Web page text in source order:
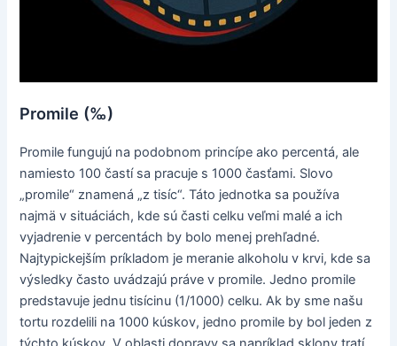
Promile (‰)
Promile fungujú na podobnom princípe ako percentá, ale
namiesto 100 častí sa pracuje s 1000 časťami. Slovo
„promile“ znamená „z tisíc“. Táto jednotka sa používa
najmä v situáciách, kde sú časti celku veľmi malé a ich
vyjadrenie v percentách by bolo menej prehľadné.
Najtypickejším príkladom je meranie alkoholu v krvi, kde sa
výsledky často uvádzajú práve v promile. Jedno promile
predstavuje jednu tisícinu (1/1000) celku. Ak by sme našu
tortu rozdelili na 1000 kúskov, jedno promile by bol jeden z